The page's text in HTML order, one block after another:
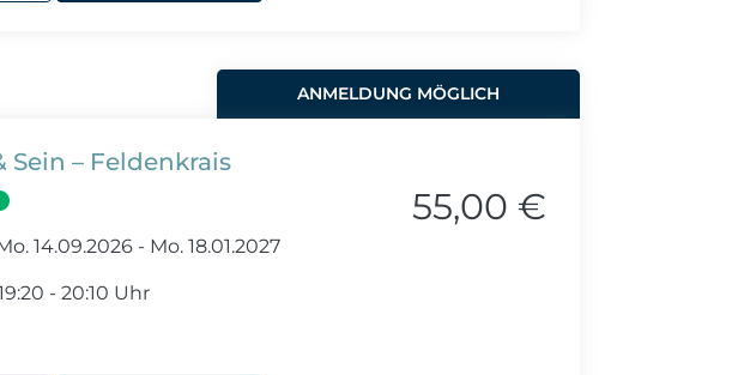
ANMELDUNG MÖGLICH
Sein – Feldenkrais
14.09.2026 - Mo.18.01.2027
- 20:10 Uhr
55,00 €